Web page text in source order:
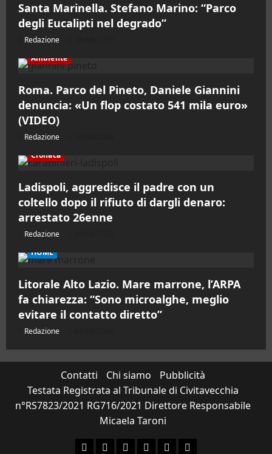
Santa Marinella. Stefano Marino: “Parco
degli Eucalipti nel degrado”
Redazione
Ambiente
Roma. Parco del Pineto, Daniele Giannini
denuncia: «Un flop costato 541 mila euro»
(VIDEO)
Redazione
Cronaca
Ladispoli, aggredisce il padre con un
coltello dopo il rifiuto di dargli denaro:
arrestato 26enne
Redazione
HOME
Litorale Alto Lazio. Mare marrone, l’ARPA
fa chiarezza: “Sono microalghe, meglio
evitare il contatto diretto”
Redazione
Contatti Chi siamo
Pubblicità
Testata Registrata al Tribunale di Civitavecchia
n°RS7823/2021 RG716/2021 Direttore Responsabile
Micaela Taroni
FacebookInstagram
YouTubeTwitterEmailEnte Parco